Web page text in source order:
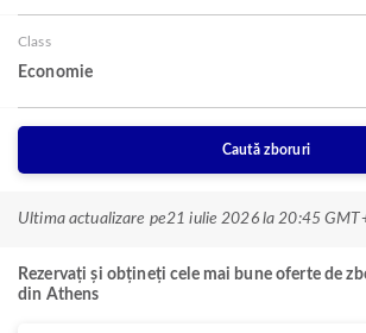
Class
Economie
Caută zboruri
Ultima actualizare pe21 iulie 2026 la 20:45
Rezervați și obțineți cele mai bune oferte de
din Athens